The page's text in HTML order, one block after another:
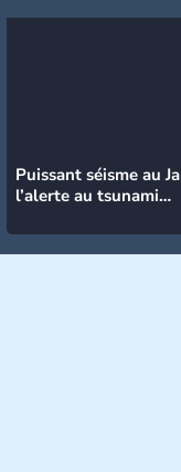
Puissant séisme au
l’alerte au tsunami